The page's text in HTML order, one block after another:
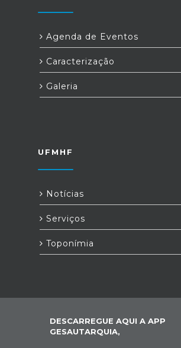
Agenda de Eventos
Caracterização
Galeria
UFMHF
Notícias
Serviços
Toponímia
DESCARREGUE AQUI A APP
GESAUTARQUIA,